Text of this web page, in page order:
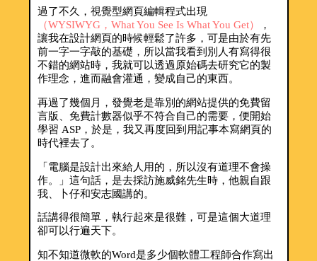
過了不久，視覺型網頁編輯程式出現
（WYSIWYG，What You See Is What You Get）
，
讓我在設計網頁的時候輕鬆了許多，可是由於有先
前一字一字敲的基礎，所以當我看到別人有寫得很
不錯的網站時，我就可以透過原始碼去研究它的製
作理念，進而融會灌通，變成自己的東西。
再過了幾個月，發覺老是靠別的網站提供的免費留
言版、免費計數器似乎不符合自己的需要，便開始
學習 ASP，於是，我又再度回到用記事本寫網頁的
時代裡去了。
「電腦是設計出來給人用的，所以沒有道理不會操
作。」這句話，是去採訪施威銘先生時，他親自跟
我、卜仔和安志國講的。
話講得很簡單，執行起來是很難，可是這個大道理
卻可以行遍天下。
知不知道微軟的Word是多少個軟體工程師合作寫出